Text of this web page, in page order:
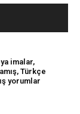
imalar,
Türkçe
yorumlar